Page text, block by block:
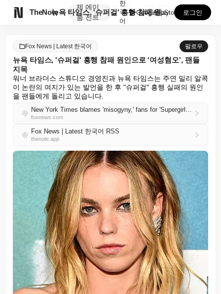
TheNote
제
품
에이
전트
뉴욕 타임스, '슈퍼걸' 흥행 참패 원인으로 '여성혐오...
한
국
어
GooglePlay
AppStore 로그인
Fox News | Latest 한국어 팔로우
뉴욕 타임스, '슈퍼걸' 흥행 참패 원인으로 '여성혐오', 팬들
지목
워너 브라더스 스튜디오 경영진과 뉴욕 타임스는 주연 밀리 알콕
이 논란의 여지가 있는 발언을 한 후 "슈퍼걸" 흥행 실패의 원인
을 팬들에게 돌리고 있습니다.
New York Times blames 'misogyny,' fans for 'Supergirl' flop after disastrous opening weekend
foxnews.com
Fox News | Latest 한국어 RSS
thenote.app